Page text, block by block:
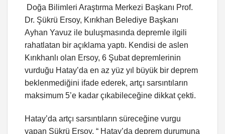
Doğa Bilimleri Araştırma Merkezi Başkanı Prof.
Dr. Şükrü Ersoy, Kırıkhan Belediye Başkanı
Ayhan Yavuz ile buluşmasında depremle ilgili
rahatlatan bir açıklama yaptı. Kendisi de aslen
Kırıkhanlı olan Ersoy, 6 Şubat depremlerinin
vurduğu Hatay’da en az yüz yıl büyük bir deprem
beklenmediğini ifade ederek, artçı sarsıntıların
maksimum 5’e kadar çıkabileceğine dikkat çekti.
Hatay’da artçı sarsıntıların süreceğine vurgu
yapan Şükrü Ersoy, “ Hatay’da deprem durumuna